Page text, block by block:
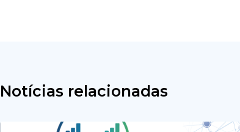
Notícias relacionadas